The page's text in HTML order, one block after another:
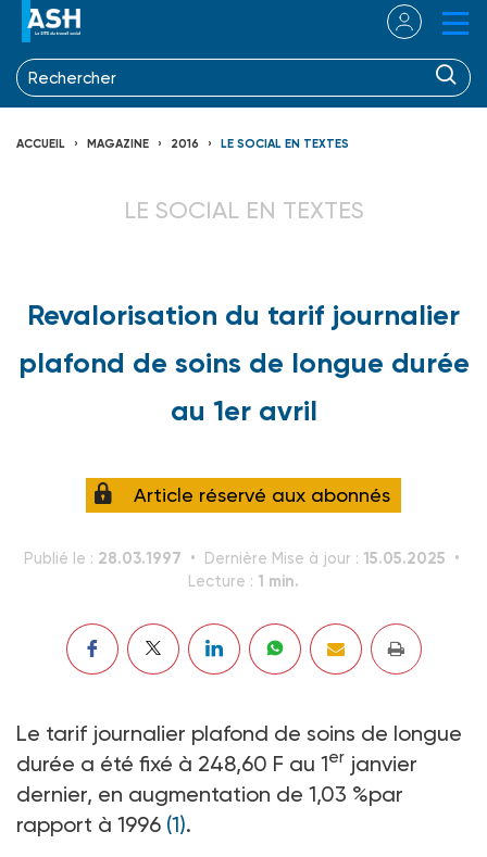
ACCUEIL MAGAZINE 2016 LE SOCIAL EN TEXTES
LE SOCIAL EN TEXTES
Revalorisation du tarif journalier
plafond de soins de longue durée
au 1er avril
Article réservé aux abonnés
Publié le : 28.03.1997 Dernière Mise à jour : 15.05.2025
Lecture : 1 min.
Le tarif journalier plafond de soins de longue
durée a été fixé à 248,60 F au 1er janvier
dernier, en augmentation de 1,03 %par
rapport à 1996 (1).